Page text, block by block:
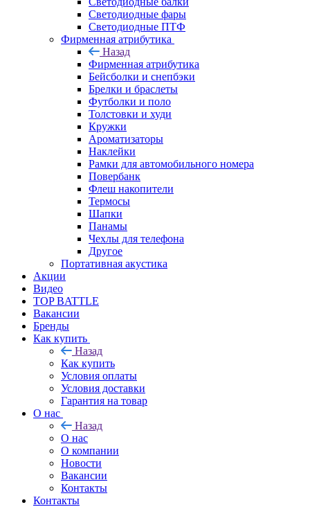
Светодиодные фары
Светодиодные ПТФ
Фирменная атрибутика
Назад
Фирменная атрибутика
Бейсболки и снепбэки
Брелки и браслеты
Футболки и поло
Толстовки и худи
Кружки
Ароматизаторы
Наклейки
Рамки для автомобильного номера
Повербанк
Флеш накопители
Термосы
Шапки
Панамы
Чехлы для телефона
Другое
Портативная акустика
Акции
Видео
TOP BATTLE
Вакансии
Бренды
Как купить
Назад
Как купить
Условия оплаты
Условия доставки
Гарантия на товар
О нас
Назад
О нас
О компании
Новости
Вакансии
Контакты
Контакты